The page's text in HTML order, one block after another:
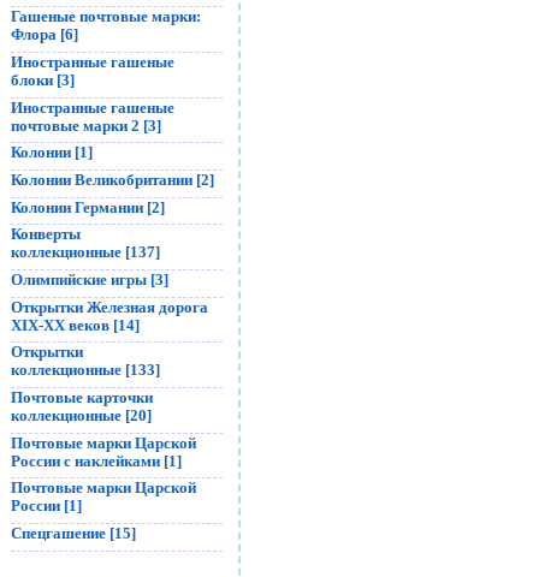
Гашеные почтовые марки:
Флора [6]
Иностранные гашеные
блоки [3]
Иностранные гашеные
почтовые марки 2 [3]
Колонии [1]
Колонии Великобритании [2]
Колонии Германии [2]
Конверты
коллекционные [137]
Олимпийские игры [3]
Открытки Железная дорога
XIX-XX веков [14]
Открытки
коллекционные [133]
Почтовые карточки
коллекционные [20]
Почтовые марки Царской
России с наклейками [1]
Почтовые марки Царской
России [1]
Спецгашение [15]